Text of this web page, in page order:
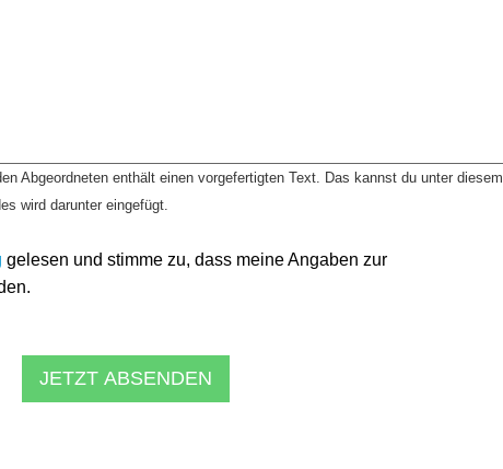
Abgeordneten enthält einen vorgefertigten Text. Das kannst du unter diesem
wird darunter eingefügt.
gelesen und stimme zu, dass meine Angaben zur
JETZT ABSENDEN